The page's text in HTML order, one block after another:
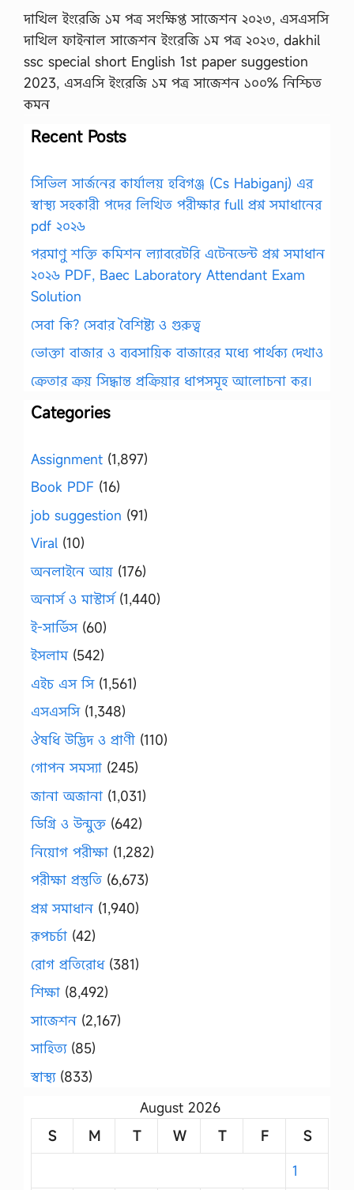
দাখিল ইংরেজি ১ম পত্র সংক্ষিপ্ত সাজেশন ২০২৩, এসএসসি
দাখিল ফাইনাল সাজেশন ইংরেজি ১ম পত্র ২০২৩, dakhil
ssc special short English 1st paper suggestion
2023, এসএসি ইংরেজি ১ম পত্র সাজেশন ১০০% নিশ্চিত
কমন
Recent Posts
সিভিল সার্জনের কার্যালয় হবিগঞ্জ (Cs Habiganj) এর
স্বাস্থ্য সহকারী পদের লিখিত পরীক্ষার full প্রশ্ন সমাধানের
pdf ২০২৬
পরমাণু শক্তি কমিশন ল্যাবরেটরি এটেনডেন্ট প্রশ্ন সমাধান
২০২৬ PDF, Baec Laboratory Attendant Exam
Solution
সেবা কি? সেবার বৈশিষ্ট্য ও গুরুত্ব
ভোক্তা বাজার ও ব্যবসায়িক বাজারের মধ্যে পার্থক্য দেখাও
ক্রেতার ক্রয় সিদ্ধান্ত প্রক্রিয়ার ধাপসমূহ আলোচনা কর।
Categories
Assignment (1,897)
Book PDF (16)
job suggestion (91)
Viral (10)
অনলাইনে আয় (176)
অনার্স ও মাস্টার্স(1,440)
ই-সার্ভিস(60)
ইসলাম(542)
এইচ এস সি(1,561)
এসএসসি(1,348)
ঔষধি উদ্ভিদ ও প্রাণী (110)
গোপন সমস্যা (245)
জানা অজানা (1,031)
ডিগ্রি ও উন্মুক্ত (642)
নিয়োগ পরীক্ষা (1,282)
পরীক্ষা প্রস্তুতি (6,673)
প্রশ্ন সমাধান (1,940)
রূপচর্চা (42)
রোগ প্রতিরোধ(381)
শিক্ষা (8,492)
সাজেশন (2,167)
সাহিত্য(85)
স্বাস্থ্য(833)
August 2026
S
M T W T F
S
1